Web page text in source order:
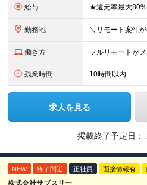
給与
勤務地
働き方 フルリモートが
残業時間 10時間以内
求人を見る
掲載終了予定日：
NEW 終了間近 正社員 面接情報有
株式会社サブスリー